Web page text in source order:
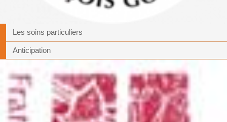
Les soins particuliers
Anticipation